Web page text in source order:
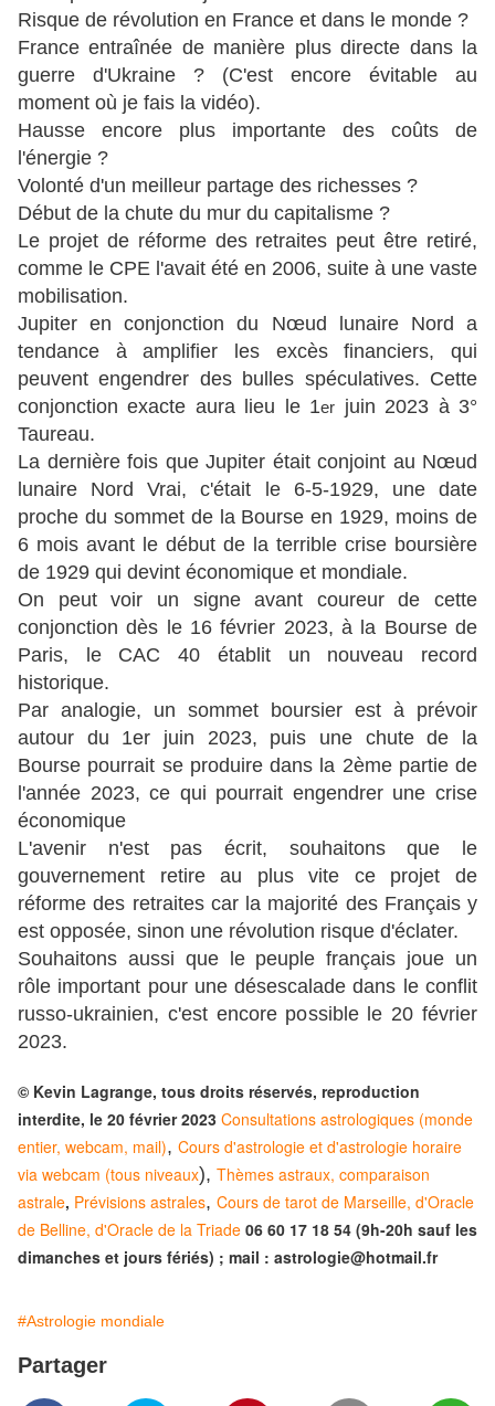
Risque de révolution en France et dans le monde ?
France entraînée de manière plus directe dans la
guerre d'Ukraine ? (C'est encore évitable au
moment où je fais la vidéo).
Hausse encore plus importante des coûts de
l'énergie ?
Volonté d'un meilleur partage des richesses ?
Début de la chute du mur du capitalisme ?
Le projet de réforme des retraites peut être retiré,
comme le CPE l'avait été en 2006, suite à une vaste
mobilisation.
Jupiter en conjonction du Nœud lunaire Nord a
tendance à amplifier les excès financiers, qui
peuvent engendrer des bulles spéculatives. Cette
conjonction exacte aura lieu le 1er juin 2023 à 3°
Taureau.
La dernière fois que Jupiter était conjoint au Nœud
lunaire Nord Vrai, c'était le 6-5-1929, une date
proche du sommet de la Bourse en 1929, moins de
6 mois avant le début de la terrible crise boursière
de 1929 qui devint économique et mondiale.
On peut voir un signe avant coureur de cette
conjonction dès le 16 février 2023, à la Bourse de
Paris, le CAC 40 établit un nouveau record
historique.
Par analogie, un sommet boursier est à prévoir
autour du 1er juin 2023, puis une chute de la
Bourse pourrait se produire dans la 2ème partie de
l'année 2023, ce qui pourrait engendrer une crise
économique
L'avenir n'est pas écrit, souhaitons que le
gouvernement retire au plus vite ce projet de
réforme des retraites car la majorité des Français y
est opposée, sinon une révolution risque d'éclater.
Souhaitons aussi que le peuple français joue un
rôle important pour une désescalade dans le conflit
russo-ukrainien, c'est encore possible le 20 février
2023.
© Kevin Lagrange, tous droits réservés, reproduction
interdite, le 20 février 2023 Consultations astrologiques (monde
entier, webcam, mail), Cours d'astrologie et d'astrologie horaire
via webcam (tous niveaux), Thèmes astraux, comparaison
astrale, Prévisions astrales, Cours de tarot de Marseille, d'Oracle
de Belline, d'Oracle de la Triade 06 60 17 18 54 (9h-20h sauf les
dimanches et jours fériés) ; mail : astrologie@hotmail.fr
#Astrologie mondiale
Partager